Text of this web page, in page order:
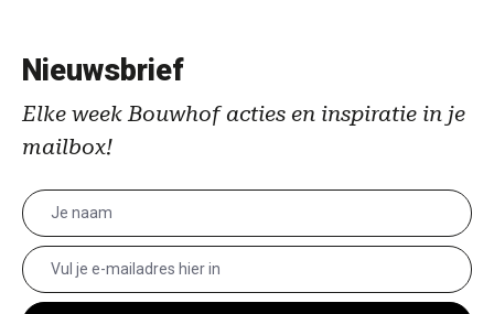
Nieuwsbrief
Elke week Bouwhof acties en inspiratie in je
mailbox!